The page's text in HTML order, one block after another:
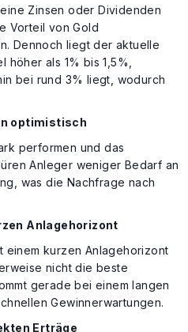
Zinsen oder Dividenden
Vorteil von Gold
Dennoch liegt der aktuelle
als 1% bis 1,5%,
bei rund 3% liegt, wodurch
optimistisch
performen und das
Anleger weniger Bedarf an
was die Nachfrage nach
Anlagehorizont
einem kurzen Anlagehorizont
nicht die beste
gerade bei einem langen
Gewinnerwartungen.
Erträge